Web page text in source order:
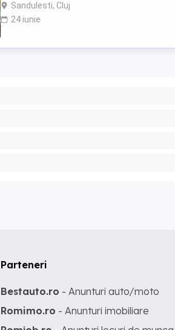
Sandulesti, Cluj
24 iunie
Parteneri
Bestauto.ro - Anunturi auto/moto
Romimo.ro - Anunturi imobiliare